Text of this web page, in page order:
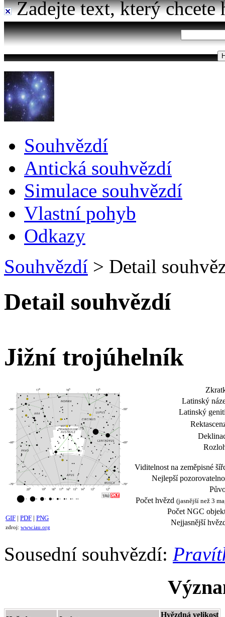
Zadejte text, který chcete
Souhvězdí
Antická souhvězdí
Simulace souhvězdí
Vlastní pohyb
Odkazy
Souhvězdí > Detail
Detail souhvězdí
Jižní trojúhelník
GIF | PDF | PNG
zdroj: www.iau.org
Latinský
Latinský
Viditelnost na zeměpisné
Nejlepší
Počet hvězd (jasnější než 3
Počet NGC
Nejjasnější
Sousední souhvězdí:
Hvězdná velikost